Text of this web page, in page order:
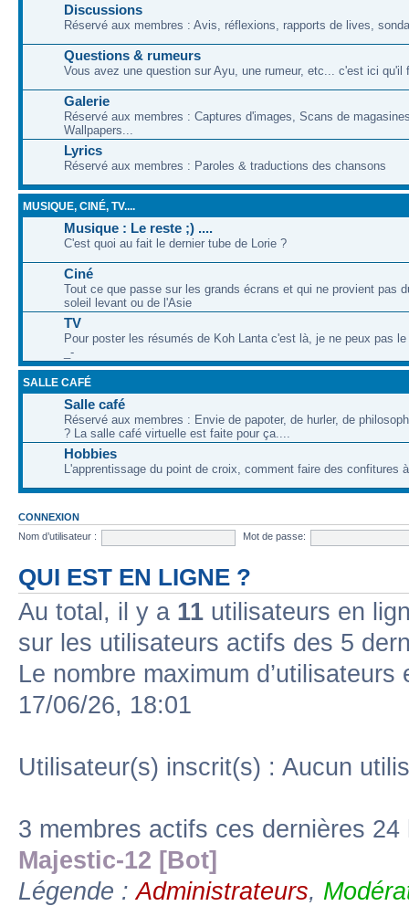
Discussions
Réservé aux membres : Avis, réflexions, rapports de lives,
Questions & rumeurs
Vous avez une question sur Ayu, une rumeur, etc... c'est ici qu'il
Galerie
Réservé aux membres : Captures d'images, Scans de
Wallpapers...
Lyrics
Réservé aux membres : Paroles & traductions des chansons
MUSIQUE, CINÉ, TV....
Musique : Le reste ;) ....
C'est quoi au fait le dernier tube de Lorie ?
Ciné
Tout ce que passe sur les grands écrans et qui ne provient pas
soleil levant ou de l'Asie
TV
Pour poster les résumés de Koh Lanta c'est là, je ne peux pas
_-
SALLE CAFÉ
Salle café
Réservé aux membres : Envie de papoter, de hurler, de
? La salle café virtuelle est faite pour ça....
Hobbies
L'apprentissage du point de croix, comment faire des confitures
CONNEXION
Nom d’utilisateur :
Mot de passe:
QUI EST EN LIGNE ?
Au total, il y a 11 utilisateurs en
sur les utilisateurs actifs des 5
Le nombre maximum
17/06/26, 18:01
Utilisateur(s) inscrit(s) : Aucun
3 membres actifs ces dernières
Majestic-12 [Bot]
Légende :Administrateurs,